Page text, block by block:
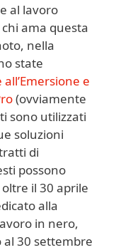
al lavoro
ama questa
nella
state
e
(ovviamente
sono utilizzati
soluzioni
di
possono
il 30 aprile
alla
in nero,
30 settembre